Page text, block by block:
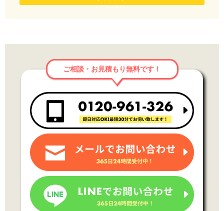
ご相談・お見積もり無料です！